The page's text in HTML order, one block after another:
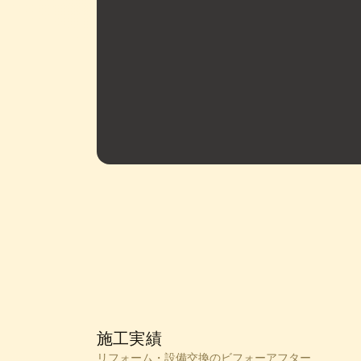
施工実績
リフォーム・設備交換のビフォーアフター